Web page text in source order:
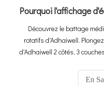
Découvrez le battage
rotatifs d'Adhaiwell.
d'Adhaiwell 2 côtés, 3
360 ° et comment ellesEn